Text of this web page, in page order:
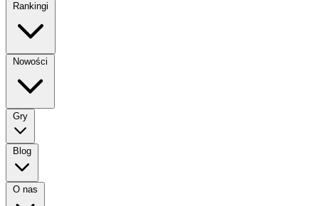
Rankingi
Nowości
Gry
Blog
O nas